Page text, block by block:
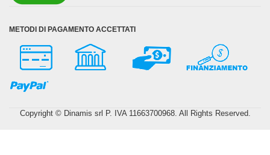
METODI DI PAGAMENTO ACCETTATI
Copyright © Dinamis srl P. IVA 11663700968. All Rights Reserved.